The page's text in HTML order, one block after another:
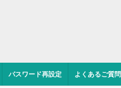
パスワード再設定 よくあるご質問